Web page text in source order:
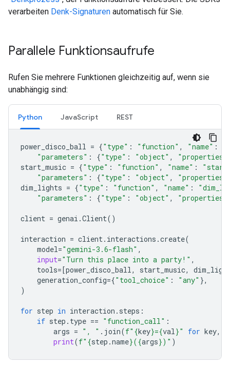
verarbeiten Denk-Signaturen automatisch für Sie.
Parallele Funktionsaufrufe
Rufen Sie mehrere Funktionen gleichzeitig auf, wenn sie
unabhängig sind:
Python JavaScript REST
power_disco_ball = {"type" : "function" , "name" :
"parameters" : {"type" : "object" , "properties"
start_music = {"type" : "function" , "name" :
"parameters" : {"type" : "object" , "properties"
dim_lights = {"type" : "function" , "name" :
"parameters" : {"type" : "object" , "properties"
client = genai .Client()
interaction = client. interactions .create(
model="gemini-3.6-flash" ,
input="Turn this place into a party!" ,
tools= [power_disco_ball, start_music,
generation_config={"tool_choice" : "any" },
)
for step in interaction . steps :
if step . type == "function_call" :
args = ", " . join(f" {key}={val}" for key,
print(f" {step .name}({args})" )